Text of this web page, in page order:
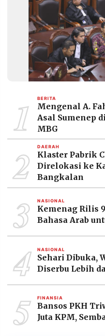
RESOLUSI
PRAMUDITA
2026
PT.
MEDIA
1 BERITA
Mengenal A.
Asal Sumenep
MBG
2 DAERAH
Klaster Pabrik
Direlokasi ke
Bangkalan
3 NASIONAL
Kemenag Rilis
Bahasa Arab
4 NASIONAL
Sehari Dibuka,
Diserbu Lebih
5 FINANSIA
Bansos PKH
Juta KPM,